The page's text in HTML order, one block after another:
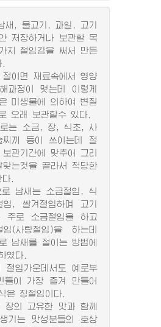
, 물고기, 과일, 고기
저장하거나 보관할 목
지 절임감을 써서 만든
이면 재료속에서 영양
과정이 멎는데 이렇게
미생물에 의하여 변질
오래 보관할수 있다.
는 소금, 장, 식초, 사
끼 등이 쓰이는데 절
관기간에 맞추어 그리
맞는것을 골라서 적당한
.
남새는 소금절임, 식
임, 쌀겨절임하며 고기
주로 소금절임을 하고
(사탕절임)을 하는데
남새를 절이는 방법에
였다.
임가운데서도 예로부
들이 가장 즐겨 만들어
은 장절임이다.
의 고유한 맛과 함께
기는 맛성분들의 호상